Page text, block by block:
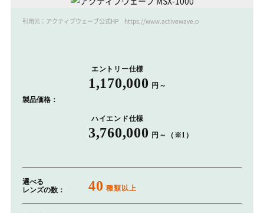
引用元：アクティブウェーブ公式HP https://www.activewave.co.jp/
製品価格：
エントリー仕様
1,170,000 円～
ハイエンド仕様
3,760,000 円～（※1）
選べる
レンズの数：
40 種類以上